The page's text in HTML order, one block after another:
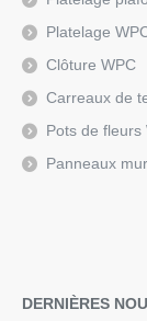
Platelage
Clôture WPC
Carreaux de
Pots de fleurs
Panneaux
DERNIÈRES